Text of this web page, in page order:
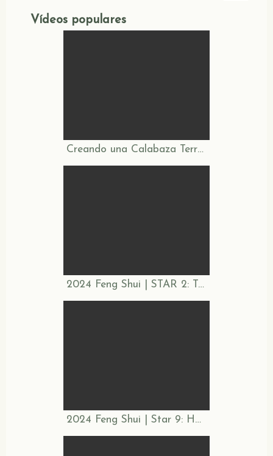
Vídeos populares
Creando una Calabaza Terracota
2024 Feng Shui | STAR 2: Turn Illness Into Prosperity
2024 Feng Shui | Star 9: How To Activate The Wealth Star